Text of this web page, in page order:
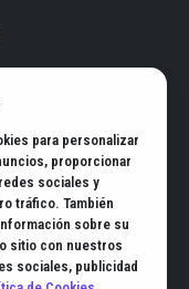
Condiciones
para personalizar
proporcionar
sociales y
tráfico. También
sobre su
sitio con nuestros
sociales, publicidad